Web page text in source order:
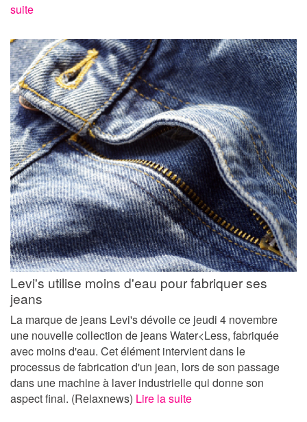
suite
Levi's utilise moins d'eau pour fabriquer ses
jeans
La marque de jeans Levi's dévoile ce jeudi 4 novembre
une nouvelle collection de jeans Water<Less, fabriquée
avec moins d'eau. Cet élément intervient dans le
processus de fabrication d'un jean, lors de son passage
dans une machine à laver industrielle qui donne son
aspect final. (Relaxnews) Lire la suite